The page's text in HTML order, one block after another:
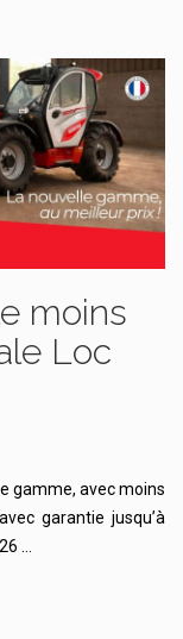
moins
Loc
gamme, avec moins
garantie jusqu’à
…